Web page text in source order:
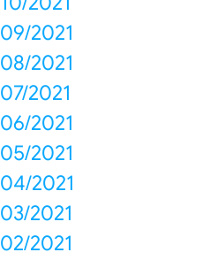
09/2021
08/2021
07/2021
06/2021
05/2021
04/2021
03/2021
02/2021